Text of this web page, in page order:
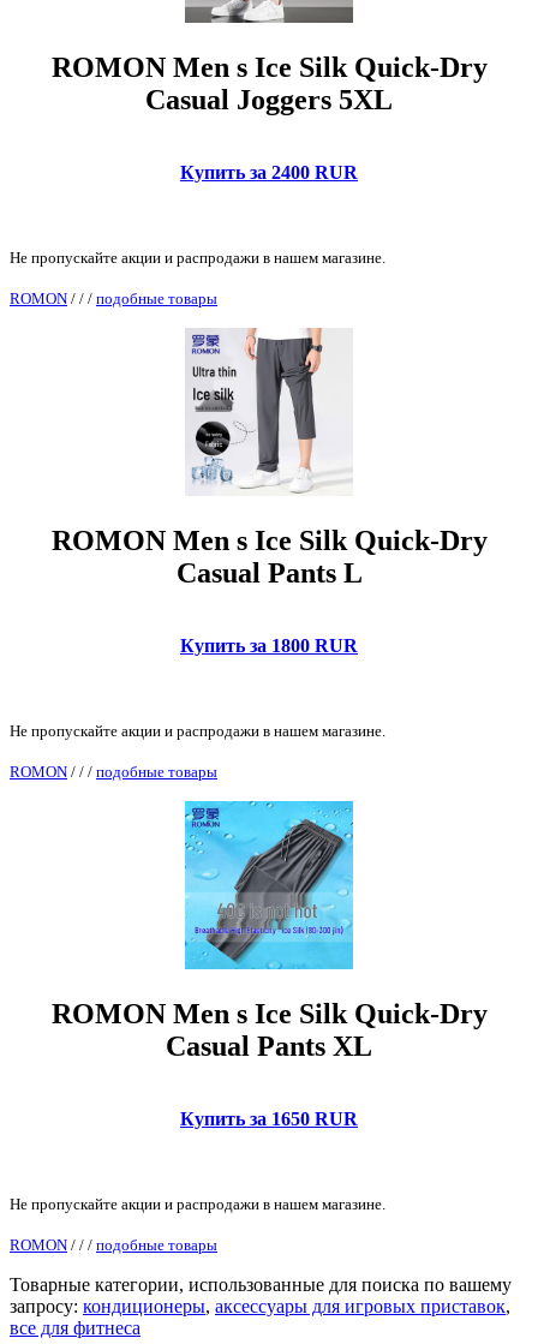
ROMON Men s Ice Silk Quick-Dry
Casual Joggers 5XL
Купить за 2400 RUR
Не пропускайте акции и распродажи в нашем магазине.
ROMON / / / подобные товары
ROMON Men s Ice Silk Quick-Dry
Casual Pants L
Купить за 1800 RUR
Не пропускайте акции и распродажи в нашем магазине.
ROMON / / / подобные товары
ROMON Men s Ice Silk Quick-Dry
Casual Pants XL
Купить за 1650 RUR
Не пропускайте акции и распродажи в нашем магазине.
ROMON / / / подобные товары
Товарные категории, использованные для поиска по вашему
запросу: кондиционеры, аксессуары для игровых приставок,
все для фитнеса